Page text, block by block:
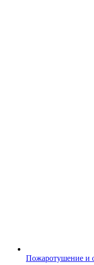
Пожаротушение и